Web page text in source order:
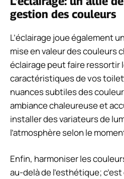
gestion des couleurs
L’éclairage joue également
mise en valeur des couleurs
éclairage peut faire ressortir
caractéristiques de vos
nuances subtiles des
ambiance chaleureuse et
installer des variateurs de
l’atmosphère selon le
Enfin, harmoniser les
au-delà de l’esthétique;